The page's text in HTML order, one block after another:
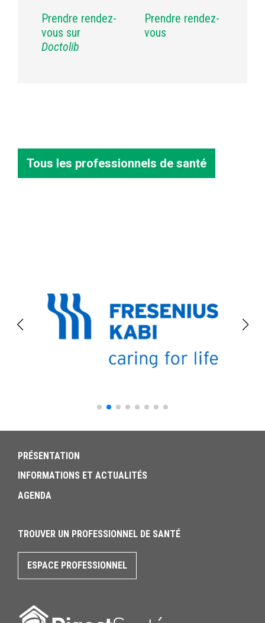
Prendre rendez-
vous sur
Doctolib
Prendre rendez-
vous
Tous les professionnels de santé
PRÉSENTATION
INFORMATIONS ET ACTUALITÉS
AGENDA
TROUVER UN PROFESSIONNEL DE SANTÉ
ESPACE PROFESSIONNEL